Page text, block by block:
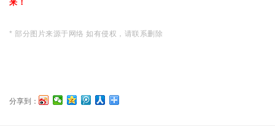
来！
* 部分图片来源于网络 如有侵权，请联系删除
分享到：